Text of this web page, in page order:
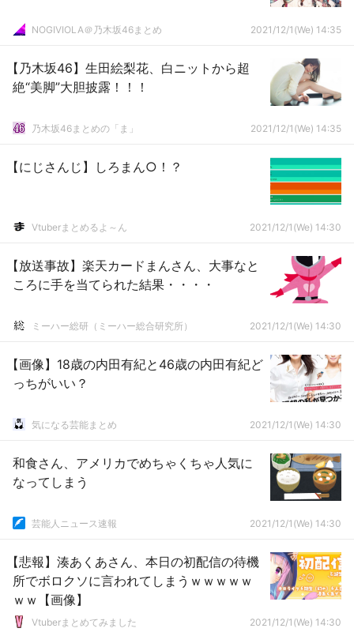
NOGIVIOLA＠乃木坂46まとめ 2021/12/1(We) 14:35
【乃木坂46】生田絵梨花、白ニットから超
絶“美脚”大胆披露！！！
乃木坂46まとめの「ま」 2021/12/1(We) 14:35
【にじさんじ】しろまん○！？
Vtuberまとめるよ～ん 2021/12/1(We) 14:30
【放送事故】楽天カードまんさん、大事なと
ころに手を当てられた結果・・・・
ミーハー総研（ミーハー総合研究所） 2021/12/1(We) 14:30
【画像】18歳の内田有紀と46歳の内田有紀ど
っちがいい？
気になる芸能まとめ 2021/12/1(We) 14:30
和食さん、アメリカでめちゃくちゃ人気に
なってしまう
芸能人ニュース速報 2021/12/1(We) 14:30
【悲報】湊あくあさん、本日の初配信の待機
所でボロクソに言われてしまうｗｗｗｗｗ
ｗｗ【画像】
Vtuberまとめてみました 2021/12/1(We) 14:30